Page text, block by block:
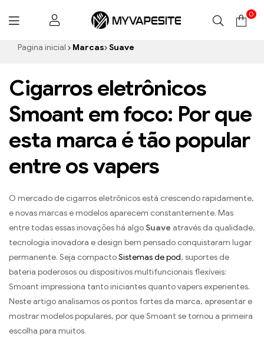
Myvapesite.de
0
Pagina inicial Marcas Suave
Cigarros eletrônicos
Smoant em foco: Por que
esta marca é tão popular
entre os vapers
O mercado de cigarros eletrônicos está crescendo rapidamente,
e novas marcas e modelos aparecem constantemente. Mas
entre todas essas inovações há algoSuave através da qualidade,
tecnologia inovadora e design bem pensado conquistaram lugar
permanente. Seja compactoSistemas de pod, suportes de
bateria poderosos ou dispositivos multifuncionais flexíveis:
Smoant impressiona tanto iniciantes quanto vapers experientes.
Neste artigo analisamos os pontos fortes da marca, apresentar e
mostrar modelos populares, por que Smoant se tornou a primeira
escolha para muitos.